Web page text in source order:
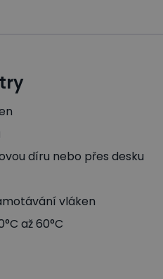
díru nebo přes desku
vláken
až 60°C